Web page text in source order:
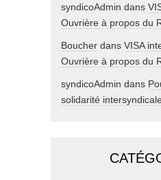
syndicoAdmin dans
Ouvrière à propos du
Boucher dans VISA
Ouvrière à propos du
syndicoAdmin dans
solidarité intersyndicale